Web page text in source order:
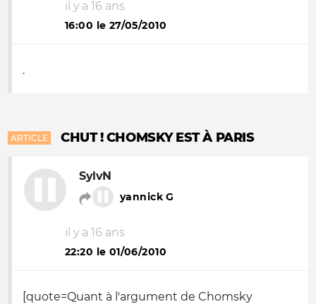
il y a 16 ans
16:00 le 27/05/2010
.
ARTICLE CHUT ! CHOMSKY EST À PARIS
SylvN
yannick G
il y a 16 ans
22:20 le 01/06/2010
[quote=Quant à l'argument de Chomsky